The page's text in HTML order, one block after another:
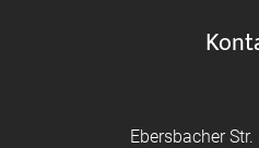
Ebersbacher